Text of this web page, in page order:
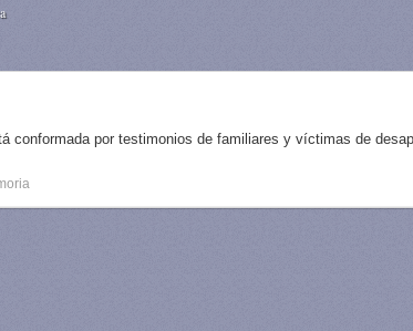
conformada por testimonios de familiares y víctimas de